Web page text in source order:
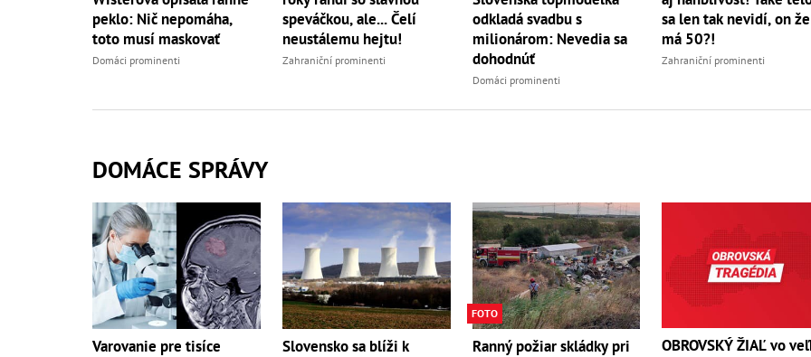
peklo: Nič nepomáha,
toto musí maskovať
Domáci prominenti
speváčkou, ale... Čelí
neustálemu hejtu!
Zahraniční prominenti
odkladá svadbu s
milionárom: Nevedia sa
dohodnúť
Domáci prominenti
sa len tak nevidí, on že
má 50?!
Zahraniční prominenti
DOMÁCE SPRÁVY
Varovanie pre tisíce
Slovensko sa blíži k
FOTO
Ranný požiar skládky pri
OBROVSKÝ ŽIAĽ vo